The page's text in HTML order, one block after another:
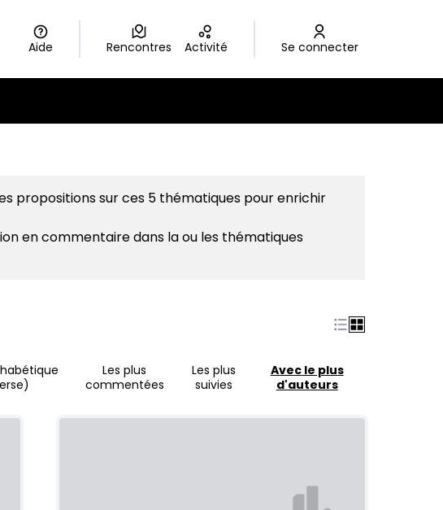
Aide Rencontres Activité Se connecter
propositions sur ces 5 thématiques pour enrichir
en commentaire dans la ou les thématiques
Les plus
commentées
Les plus
suivies
Avec le plus
d'auteurs